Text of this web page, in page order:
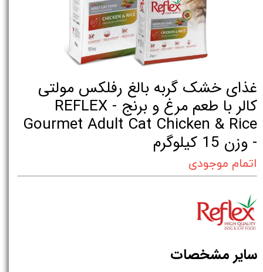
غذای خشک گربه بالغ رفلکس مولتی
کالر با طعم مرغ و برنج - REFLEX
Gourmet Adult Cat Chicken & Rice
- وزن 15 کیلوگرم
اتمام موجودی
سایر مشخصات